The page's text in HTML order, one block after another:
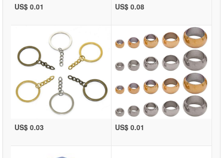
US$ 0.01 US$ 0.08
US$ 0.03 US$ 0.01